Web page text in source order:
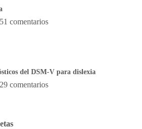
51 comentarios
del DSM-V para dislexia
29 comentarios